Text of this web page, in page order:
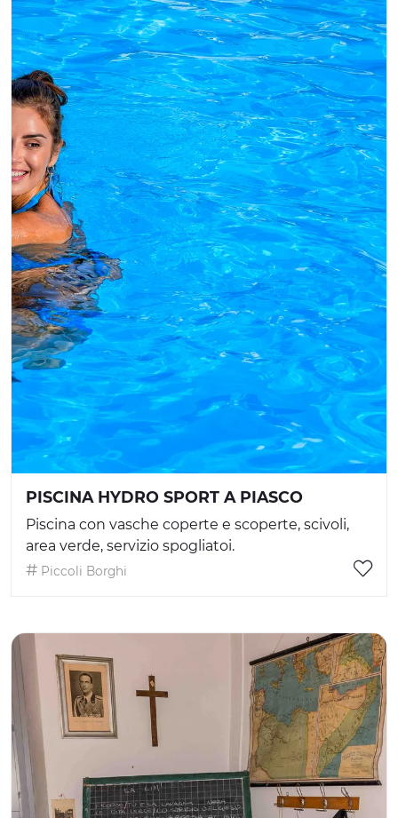
PISCINA HYDRO SPORT A PIASCO
Piscina con vasche coperte e scoperte, scivoli,
area verde, servizio spogliatoi.
Piccoli Borghi